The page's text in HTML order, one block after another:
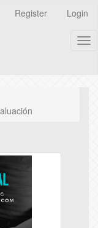
Register Login